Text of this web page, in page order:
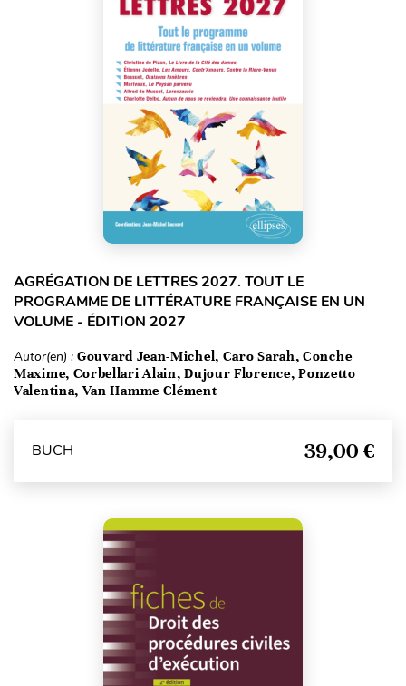
AGRÉGATION DE LETTRES 2027. TOUT LE
PROGRAMME DE LITTÉRATURE FRANÇAISE EN UN
VOLUME - ÉDITION 2027
Autor(en) : Gouvard Jean-Michel, Caro Sarah, Conche
Maxime, Corbellari Alain, Dujour Florence, Ponzetto
Valentina, Van Hamme Clément
BUCH 39,00 €